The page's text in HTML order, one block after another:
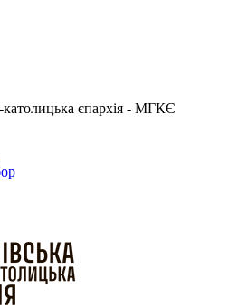
католицька єпархія - МГКЄ